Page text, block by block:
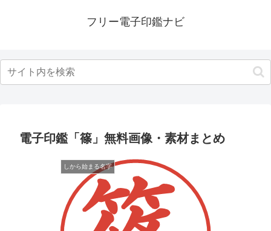
フリー電子印鑑ナビ
電子印鑑「篠」無料画像・素材まとめ
しから始まる名字